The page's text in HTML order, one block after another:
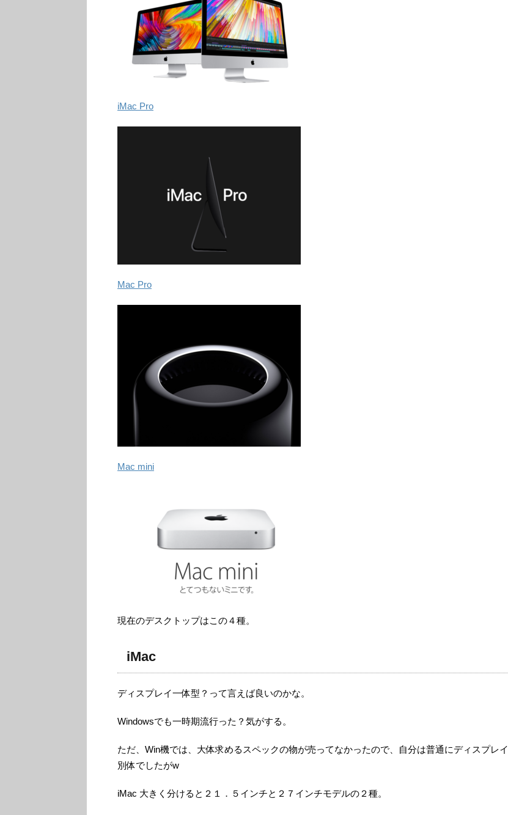
iMac Pro
Mac Pro
Mac mini
現在のデスクトップはこの４種。
iMac
ディスプレイ一体型？って言えば良いのかな。
Windowsでも一時期流行った？気がする。
ただ、Win機では、大体求めるスペックの物が売ってなかったので、自分は普通にディスプレイ
別体でしたがw
iMac 大きく分けると２１．５インチと２７インチモデルの２種。